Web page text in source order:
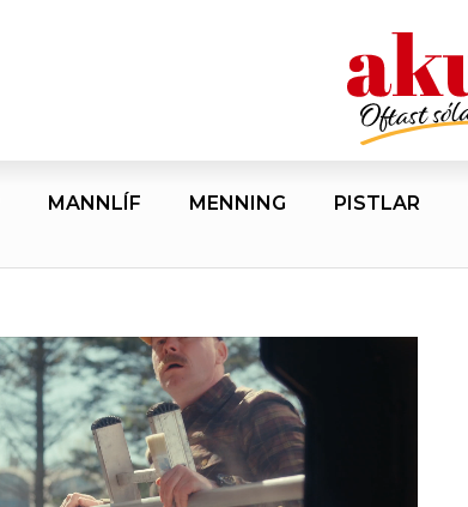
MANNLÍF MENNING PISTLAR